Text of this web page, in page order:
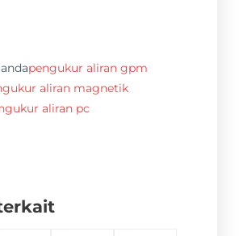
pengukur aliran gpm
aliran magnetik
aliran pc